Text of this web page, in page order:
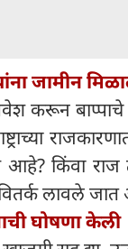
जामीन
करून
आहे? किंवा
लावले
घोषणा केली